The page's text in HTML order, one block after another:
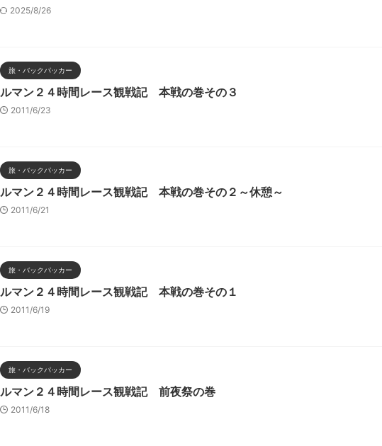
2025/8/26
旅・バックパッカー
ルマン２４時間レース観戦記 本戦の巻その３
2011/6/23
旅・バックパッカー
ルマン２４時間レース観戦記 本戦の巻その２～休憩～
2011/6/21
旅・バックパッカー
ルマン２４時間レース観戦記 本戦の巻その１
2011/6/19
旅・バックパッカー
ルマン２４時間レース観戦記 前夜祭の巻
2011/6/18